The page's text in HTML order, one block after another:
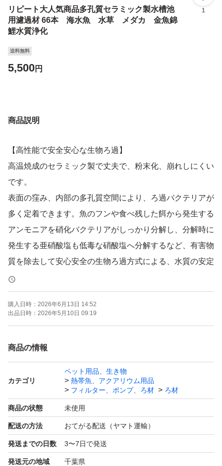
リピート大人気商品多孔質セラミック製水槽池
用濾過材 66本 海水魚 水草 メダカ 金魚錦
鯉水質浄化
1
送料無料
5,500円
商品説明
【高性能で安全安心な生物ろ過】
高温焼成のセラミック製で丈夫で、粉末化、崩れしにくい
です。
表面の窪み、内部の多孔質空間により、ろ過バクテリアが
多く定着できます。魚のフンや食べ残した餌から発生する
アンモニアを硝化バクテリアがしっかり分解し、分解時に
発生する亜硝酸塩も低毒な硝酸塩へ分解するなど、有害物
質を除去して安心安全の生物ろ過方式による、水質の安定
化・魚にとっての健康的な環境作りに役立ちます。
水換えなどのメンテナンスの手間を大幅に削減できます。
【レイアウトのしやすさ】
り、密集配置しても通水性の確保ができる作りになってい
ます。中央に大きな穴が空いているので目詰まりしにくい
設計になっています。
【水質に影響を与えない中性素材】
水質に影響を与えない中性素材となり、淡水・海水両対応
購入日時： 2026年6月13日 14:52
出品日時： 2026年5月10日 09:19
商品の情報
カテゴリ
ペット用品、生き物
熱帯魚、アクアリウム用品
フィルター、ポンプ、ろ材
ろ材
商品の状態 未使用
配送の方法 おてがる配送（ヤマト運輸）
発送までの日数 3〜7日で発送
発送元の地域 千葉県